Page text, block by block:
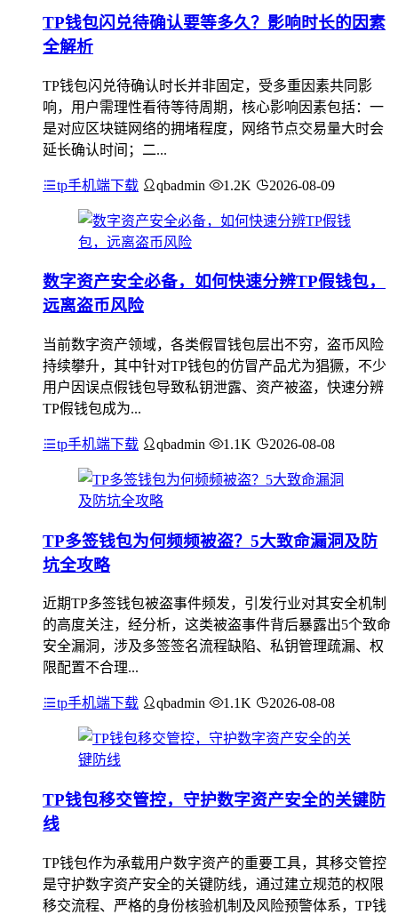
TP钱包闪兑待确认要等多久？影响时长的因素
全解析
TP钱包闪兑待确认时长并非固定，受多重因素共同影
响，用户需理性看待等待周期，核心影响因素包括：一
是对应区块链网络的拥堵程度，网络节点交易量大时会
延长确认时间；二...
tp手机端下载 qbadmin 1.2K 2026-08-09
数字资产安全必备，如何快速分辨TP假钱包，
远离盗币风险
当前数字资产领域，各类假冒钱包层出不穷，盗币风险
持续攀升，其中针对TP钱包的仿冒产品尤为猖獗，不少
用户因误点假钱包导致私钥泄露、资产被盗，快速分辨
TP假钱包成为...
tp手机端下载 qbadmin 1.1K 2026-08-08
TP多签钱包为何频频被盗？5大致命漏洞及防
坑全攻略
近期TP多签钱包被盗事件频发，引发行业对其安全机制
的高度关注，经分析，这类被盗事件背后暴露出5个致命
安全漏洞，涉及多签签名流程缺陷、私钥管理疏漏、权
限配置不合理...
tp手机端下载 qbadmin 1.1K 2026-08-08
TP钱包移交管控，守护数字资产安全的关键防
线
TP钱包作为承载用户数字资产的重要工具，其移交管控
是守护数字资产安全的关键防线，通过建立规范的权限
移交流程、严格的身份核验机制及风险预警体系，TP钱